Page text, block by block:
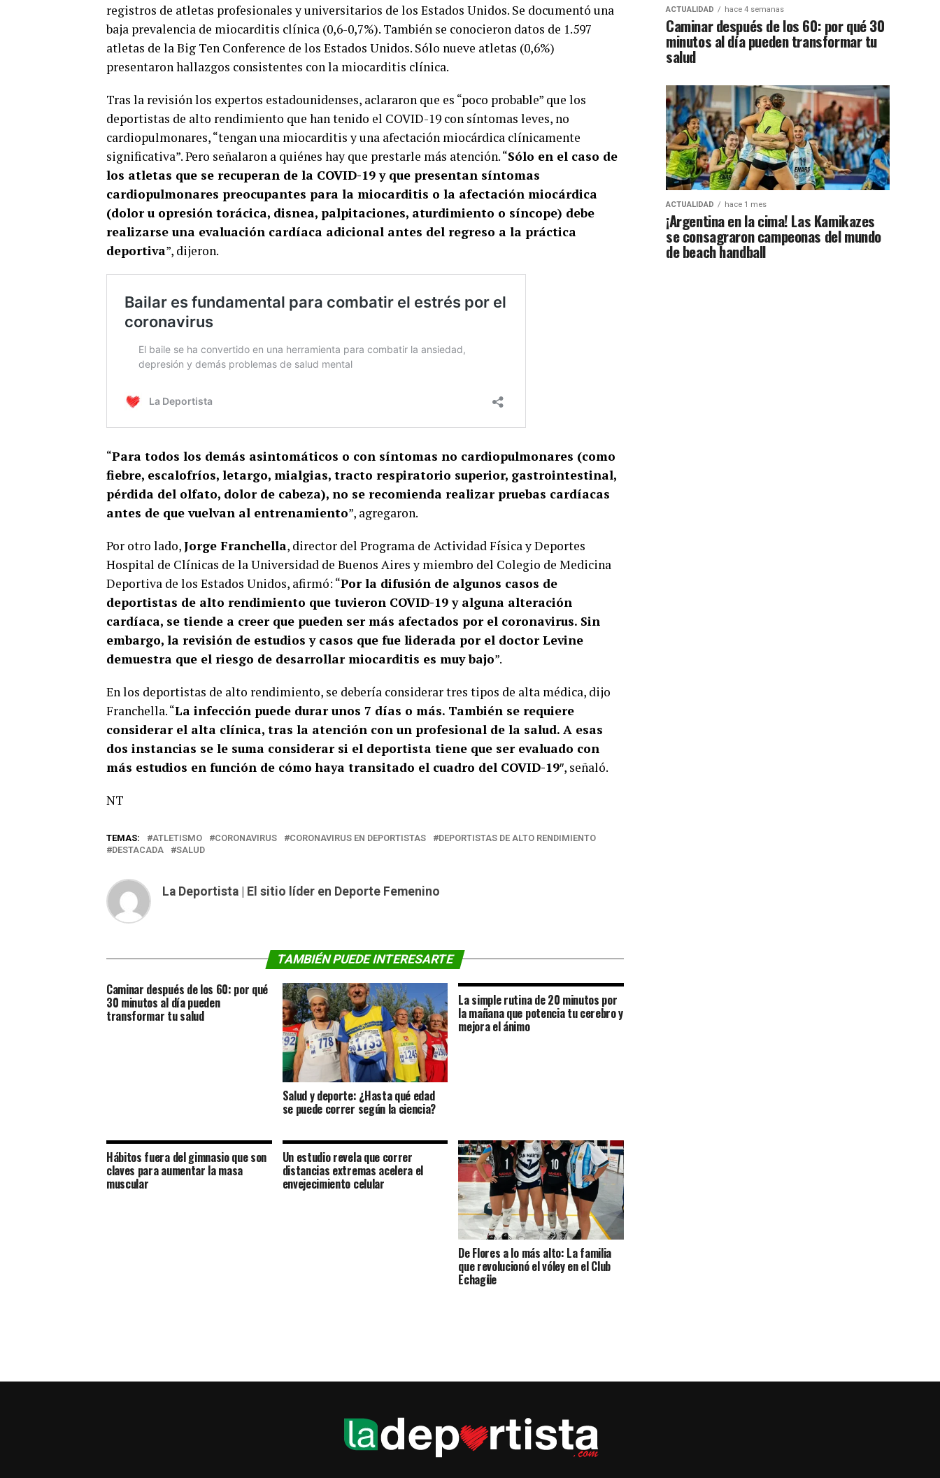
registros de atletas profesionales y universitarios de los Estados Unidos. Se documentó una
baja prevalencia de miocarditis clínica (0,6-0,7%). También se conocieron datos de 1.597
atletas de la Big Ten Conference de los Estados Unidos. Sólo nueve atletas (0,6%)
presentaron hallazgos consistentes con la miocarditis clínica.
Tras la revisión los expertos estadounidenses, aclararon que es “poco probable” que los
deportistas de alto rendimiento que han tenido el COVID-19 con síntomas leves, no
cardiopulmonares, “tengan una miocarditis y una afectación miocárdica clínicamente
significativa”. Pero señalaron a quiénes hay que prestarle más atención. “Sólo en el caso de
los atletas que se recuperan de la COVID-19 y que presentan síntomas
cardiopulmonares preocupantes para la miocarditis o la afectación miocárdica
(dolor u opresión torácica, disnea, palpitaciones, aturdimiento o síncope) debe
realizarse una evaluación cardíaca adicional antes del regreso a la práctica
deportiva”, dijeron.
“Para todos los demás asintomáticos o con síntomas no cardiopulmonares (como
fiebre, escalofríos, letargo, mialgias, tracto respiratorio superior, gastrointestinal,
pérdida del olfato, dolor de cabeza), no se recomienda realizar pruebas cardíacas
antes de que vuelvan al entrenamiento”, agregaron.
Por otro lado,Jorge Franchella, director del Programa de Actividad Física y Deportes
Hospital de Clínicas de la Universidad de Buenos Aires y miembro del Colegio de Medicina
Deportiva de los Estados Unidos, afirmó: “Por la difusión de algunos casos de
deportistas de alto rendimiento que tuvieron COVID-19 y alguna alteración
cardíaca, se tiende a creer que pueden ser más afectados por el coronavirus. Sin
embargo, la revisión de estudios y casos que fue liderada por el doctor Levine
demuestra que el riesgo de desarrollar miocarditis es muy bajo”.
En los deportistas de alto rendimiento, se debería considerar tres tipos de alta médica, dijo
Franchella. “La infección puede durar unos 7 días o más. También se requiere
considerar el alta clínica, tras la atención con un profesional de la salud. A esas
dos instancias se le suma considerar si el deportista tiene que ser evaluado con
más estudios en función de cómo haya transitado el cuadro del COVID-19″, señaló.
NT
TEMAS: ATLETISMO CORONAVIRUS CORONAVIRUS EN DEPORTISTAS
DEPORTISTAS DE ALTO RENDIMIENTO
DESTACADA
SALUD
La Deportista | El sitio líder en Deporte Femenino
TAMBIÉN PUEDE INTERESARTE
Caminar después de los 60: por qué
30 minutos al día pueden
transformar tu salud
Salud y deporte: ¿Hasta qué edad
se puede correr según la ciencia?
La simple rutina de 20 minutos por
la mañana que potencia tu cerebro y
mejora el ánimo
Hábitos fuera del gimnasio que son
claves para aumentar la masa
muscular
Un estudio revela que correr
distancias extremas acelera el
envejecimiento celular
De Flores a lo más alto: La familia
que revolucionó el vóley en el Club
Echagüe
ACTUALIDAD hace 4 semanas
Caminar después de los 60: por qué 30
minutos al día pueden transformar tu
salud
ACTUALIDAD hace 1 mes
¡Argentina en la cima! Las Kamikazes
se consagraron campeonas del mundo
de beach handball